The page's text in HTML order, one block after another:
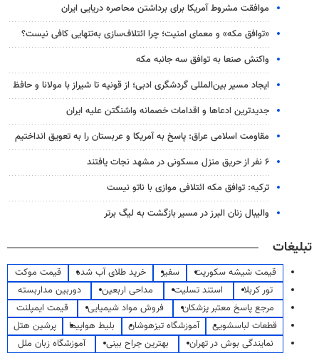
موافقت مشروط آمریکا برای برداشتن محاصره دریایی ایران
«توافق مکه» و معمای امنیت؛ چرا ائتلاف‌سازی به‌تنهایی کافی نیست؟
واکنش صنعا به توافق سه جانبه مکه
ایجاد مسیر بین‌المللی گردشگری ادبی؛ از قونیه تا شیراز با مولانا و حافظ
جدیدترین ادعاها و اقدامات خصمانه واشنگتن علیه ایران
مقاومت اسلامی عراق: پاسخ به آمریکا و عربستان را به تعویق انداختیم
۶ نفر از حریق منزل مسکونی در مشهد نجات یافتند
ترکیه: توافق مکه ائتلافی موازی با ناتو نیست
والیبال زنان البرز در مسیر بازگشت به لیگ برتر
تبلیغات
قیمت شیشه سکوریت سفیر خرید طلای آب شده
قیمت موکت
تور کربلا
استند تسلیت مداحی اربعین
دوربین مداربسته
مرجع پاسخ معتبر پزشکان
فروش مواد شیمیایی
قیمت ایمپلنت
قطعات لباسشویی
آموزشگاه تیزهوشان بلیط هواپیما
پرشین هتل
نمایندگی بوش در تهران
بهترین جراح بینی
آموزشگاه زبان ملل